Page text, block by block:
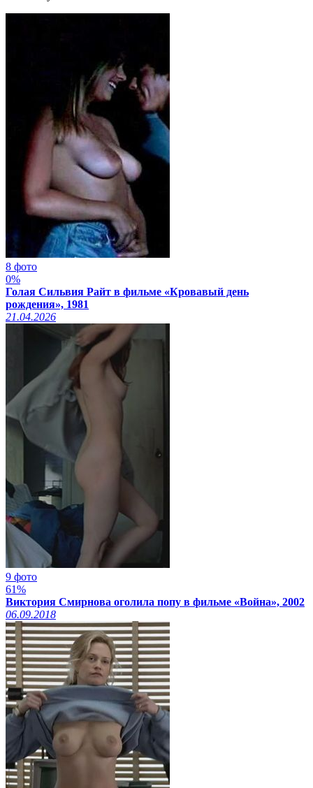
8 фото
0%
Голая Сильвия Райт в фильме «Кровавый день
рождения», 1981
21.04.2026
9 фото
61%
Виктория Смирнова оголила попу в фильме «Война», 2002
06.09.2018